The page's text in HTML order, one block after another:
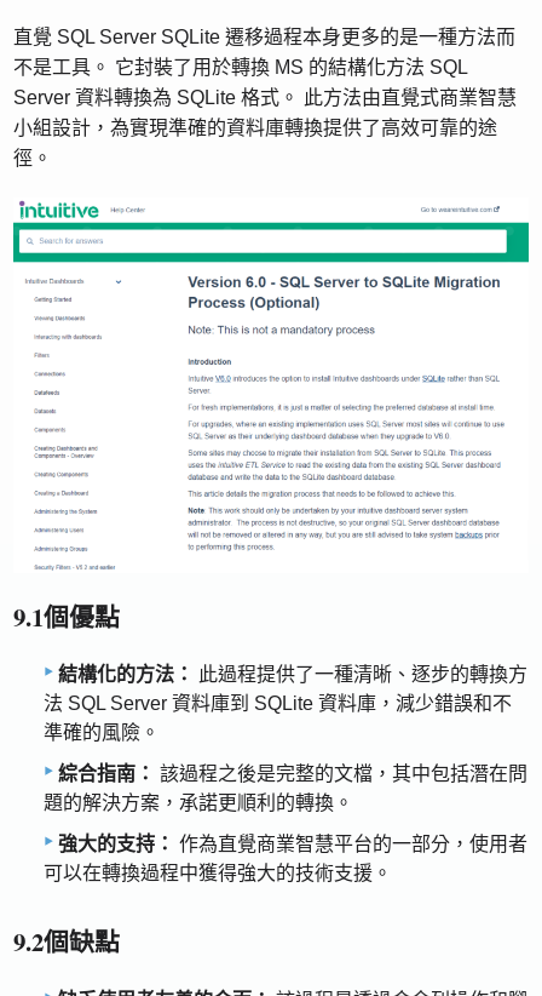
直覺 SQL Server SQLite 遷移過程本身更多的是一種方法而
不是工具。 它封裝了用於轉換 MS 的結構化方法 SQL
Server 資料轉換為 SQLite 格式。 此方法由直覺式商業智慧
小組設計，為實現準確的資料庫轉換提供了高效可靠的途
徑。
9.1個優點
結構化的方法：
此過程提供了一種清晰、逐步的轉換方
法 SQL Server 資料庫到 SQLite 資料庫，減少錯誤和不
準確的風險。
綜合指南： 該過程之後是完整的文檔，其中包括潛在問
題的解決方案，承諾更順利的轉換。
強大的支持： 作為直覺商業智慧平台的一部分，使用者
可以在轉換過程中獲得強大的技術支援。
9.2個缺點